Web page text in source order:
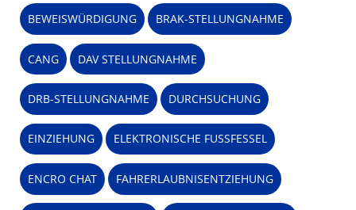
BEWEISWÜRDIGUNG BRAK-STELLUNGNAHME
CANG DAV STELLUNGNAHME
DRB-STELLUNGNAHME DURCHSUCHUNG
EINZIEHUNG ELEKTRONISCHE FUSSFESSEL
ENCRO CHAT FAHRERLAUBNISENTZIEHUNG